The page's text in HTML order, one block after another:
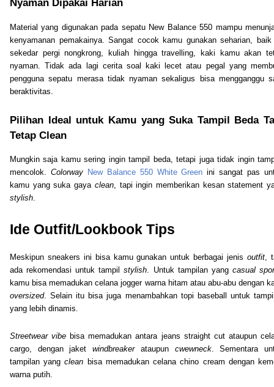
Nyaman Dipakai Harian
Material yang digunakan pada sepatu New Balance 550 mampu
kenyamanan pemakainya. Sangat cocok kamu gunakan seharian,
sekedar pergi nongkrong, kuliah hingga travelling, kaki kamu akan
nyaman. Tidak ada lagi cerita soal kaki lecet atau pegal yang
pengguna sepatu merasa tidak nyaman sekaligus bisa mengganggu
beraktivitas.
Pilihan Ideal untuk Kamu yang Suka Tampil Beda
Tetap Clean
Mungkin saja kamu sering ingin tampil beda, tetapi juga tidak ingin
mencolok. Colorway New Balance 550 White Green ini sangat pas
kamu yang suka gaya clean, tapi ingin memberikan kesan statement
stylish
Ide Outfit/Lookbook Tips
Meskipun sneakers ini bisa kamu gunakan untuk berbagai jenisoutfit,
ada rekomendasi untuk tampilstylish. Untuk tampilan yang casual
kamu bisa memadukan celana jogger warna hitam atau abu-abu dengan
oversized. Selain itu bisa juga menambahkan topi baseball untuk
yang lebih dinamis.
Streetwear vibe bisa memadukan antara jeans straight cut ataupun
cargo, dengan jaketwindbreakerataupun cwewneck. Sementara
tampilan yangclean bisa memadukan celana chino cream dengan
warna putih.